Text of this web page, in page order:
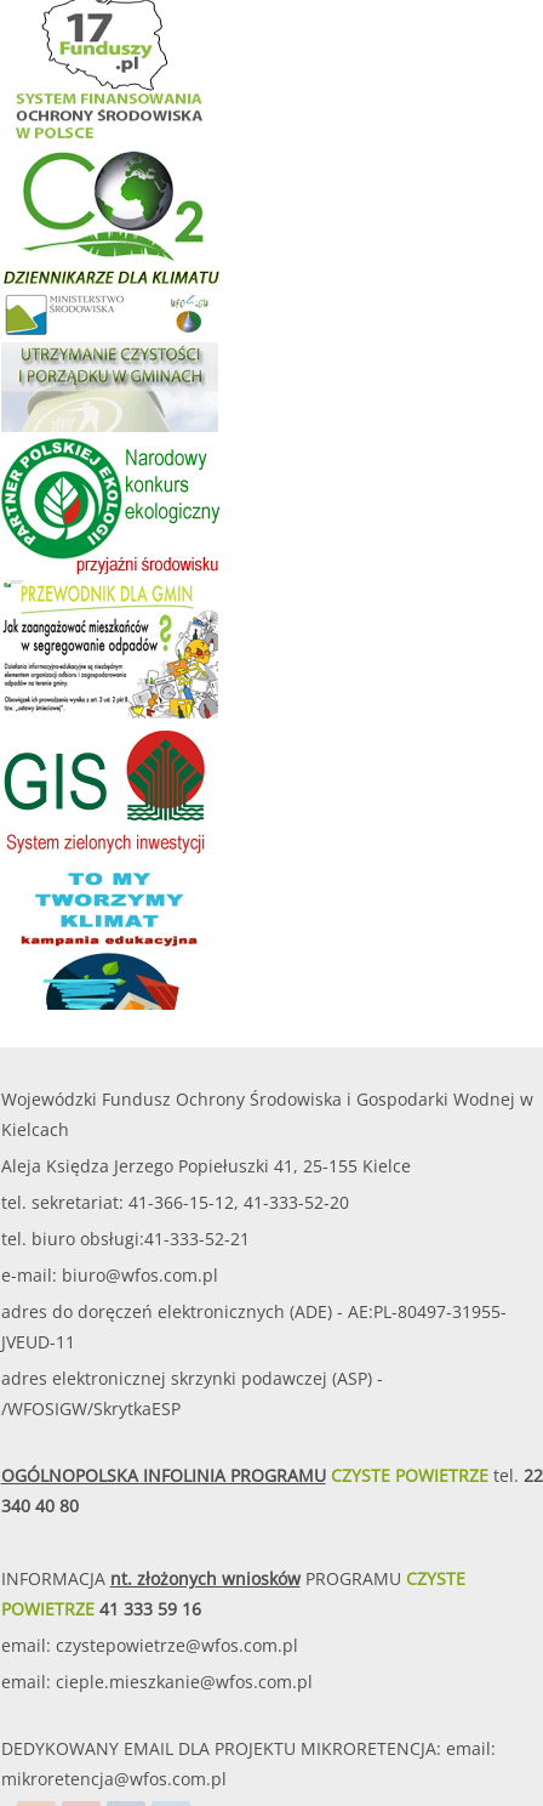
Wojewódzki Fundusz Ochrony Środowiska i Gospodarki Wodnej w
Kielcach
Aleja Księdza Jerzego Popiełuszki 41, 25-155 Kielce
tel. sekretariat: 41-366-15-12, 41-333-52-20
tel. biuro obsługi:41-333-52-21
e-mail: biuro@wfos.com.pl
adres do doręczeń elektronicznych (ADE) - AE:PL-80497-31955-
JVEUD-11
adres elektronicznej skrzynki podawczej (ASP) -
/WFOSIGW/SkrytkaESP
OGÓLNOPOLSKA INFOLINIA PROGRAMUCZYSTE POWIETRZEtel. 22
340 40 80
INFORMACJA nt. złożonych wnioskówPROGRAMU CZYSTE
POWIETRZE41 333 59 16
email: czystepowietrze@wfos.com.pl
email: cieple.mieszkanie@wfos.com.pl
DEDYKOWANY EMAIL DLA PROJEKTU MIKRORETENCJA: email:
mikroretencja@wfos.com.pl